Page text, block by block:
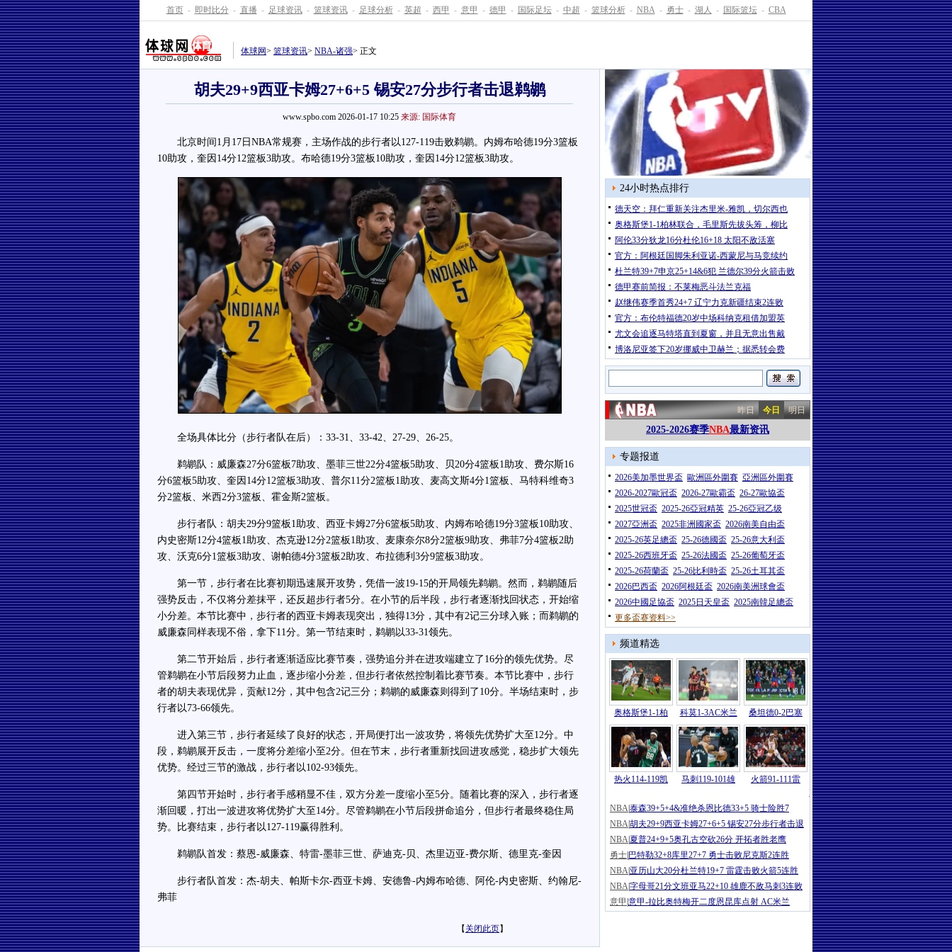
首页 - 即时比分 - 直播 - 足球资讯 - 篮球资讯 - 足球分析 - 英超 - 西甲 - 意甲 - 德甲 - 国际足坛 - 中超 - 篮球分析 - NBA - 勇士 - 湖人 - 国际篮坛 - CBA
体球网> 篮球资讯> NBA-诸强> 正文
胡夫29+9西亚卡姆27+6+5 锡安27分步行者击退鹈鹕
www.spbo.com 2026-01-17 10:25 来源: 国际体育
北京时间1月17日NBA常规赛，主场作战的步行者以127-119击败鹈鹕。内姆布哈德19分3篮板
10助攻，奎因14分12篮板3助攻。布哈德19分3篮板10助攻，奎因14分12篮板3助攻。
全场具体比分（步行者队在后）：33-31、33-42、27-29、26-25。
鹈鹕队：威廉森27分6篮板7助攻、墨菲三世22分4篮板5助攻、贝20分4篮板1助攻、费尔斯16
分6篮板5助攻、奎因14分12篮板3助攻、普尔11分2篮板1助攻、麦高文斯4分1篮板、马特科维奇3
分2篮板、米西2分3篮板、霍金斯2篮板。
步行者队：胡夫29分9篮板1助攻、西亚卡姆27分6篮板5助攻、内姆布哈德19分3篮板10助攻、
内史密斯12分4篮板1助攻、杰克逊12分2篮板1助攻、麦康奈尔8分2篮板9助攻、弗菲7分4篮板2助
攻、沃克6分1篮板3助攻、谢帕德4分3篮板2助攻、布拉德利3分9篮板3助攻。
第一节，步行者在比赛初期迅速展开攻势，凭借一波19-15的开局领先鹈鹕。然而，鹈鹕随后
强势反击，不仅将分差抹平，还反超步行者5分。在小节的后半段，步行者逐渐找回状态，开始缩
小分差。本节比赛中，步行者的西亚卡姆表现突出，独得13分，其中有2记三分球入账；而鹈鹕的
威廉森同样表现不俗，拿下11分。第一节结束时，鹈鹕以33-31领先。
第二节开始后，步行者逐渐适应比赛节奏，强势追分并在进攻端建立了16分的领先优势。尽
管鹈鹕在小节后段努力止血，逐步缩小分差，但步行者依然控制着比赛节奏。本节比赛中，步行
者的胡夫表现优异，贡献12分，其中包含2记三分；鹈鹕的威廉森则得到了10分。半场结束时，步
行者以73-66领先。
进入第三节，步行者延续了良好的状态，开局便打出一波攻势，将领先优势扩大至12分。中
段，鹈鹕展开反击，一度将分差缩小至2分。但在节末，步行者重新找回进攻感觉，稳步扩大领先
优势。经过三节的激战，步行者以102-93领先。
第四节开始时，步行者手感稍显不佳，双方分差一度缩小至5分。随着比赛的深入，步行者逐
渐回暖，打出一波进攻将优势扩大至14分。尽管鹈鹕在小节后段拼命追分，但步行者最终稳住局
势。比赛结束，步行者以127-119赢得胜利。
鹈鹕队首发：蔡恩-威廉森、特雷-墨菲三世、萨迪克-贝、杰里迈亚-费尔斯、德里克-奎因
步行者队首发：杰-胡夫、帕斯卡尔-西亚卡姆、安德鲁-内姆布哈德、阿伦-内史密斯、约翰尼-
弗菲
【 关闭此页】
24小时热点排行
德天空：拜仁重新关注杰里米-雅凯，切尔西也
奥格斯堡1-1柏林联合，毛里斯先拔头筹，柳比
阿伦33分狄龙16分杜伦16+18 太阳不敌活塞
官方：阿根廷国脚朱利亚诺-西蒙尼与马竞续约
杜兰特39+7申京25+14&6犯 兰德尔39分火箭击败
德甲赛前简报：不莱梅恶斗法兰克福
赵继伟赛季首秀24+7 辽宁力克新疆结束2连败
官方：布伦特福德20岁中场科纳克租借加盟英
尤文会追逐马特塔直到夏窗，并且无意出售戴
博洛尼亚签下20岁挪威中卫赫兰；据悉转会费
昨日 今日 明日
2025-2026赛季NBA最新资讯
专题报道
2026美加墨世界盃 歐洲區外圍賽 亞洲區外圍賽
2026-2027歐冠盃 2026-27歐霸盃 26-27歐協盃
2025世冠盃 2025-26亞冠精英 25-26亞冠乙级
2027亞洲盃 2025非洲國家盃 2026南美自由盃
2025-26英足總盃 25-26德國盃 25-26意大利盃
2025-26西班牙盃 25-26法國盃 25-26葡萄牙盃
2025-26荷蘭盃 25-26比利時盃 25-26土耳其盃
2026巴西盃 2026阿根廷盃 2026南美洲球會盃
2026中國足協盃 2025日天皇盃 2025南韓足總盃
更多盃赛资料>>
频道精选
奥格斯堡1-1柏 科莫1-3AC米兰 桑坦德0-2巴塞
热火114-119凯 马刺119-101雄
火箭91-111雷
NBA |小卡缺战哈登31+10巴恩斯
NBA泰森39+5+4&准绝杀恩比德33+5 骑士险胜7
NBA胡夫29+9西亚卡姆27+6+5 锡安27分步行者击退
NBA夏普24+9+5奥孔古空砍26分 开拓者胜老鹰
勇士 巴特勒32+8库里27+7 勇士击败尼克斯2连胜
NBA 亚历山大20分杜兰特19+7 雷霆击败火箭5连胜
NBA字母哥21分文班亚马22+10 雄鹿不敌马刺3连败
意甲 意甲-拉比奥特梅开二度恩昆库点射 AC米兰